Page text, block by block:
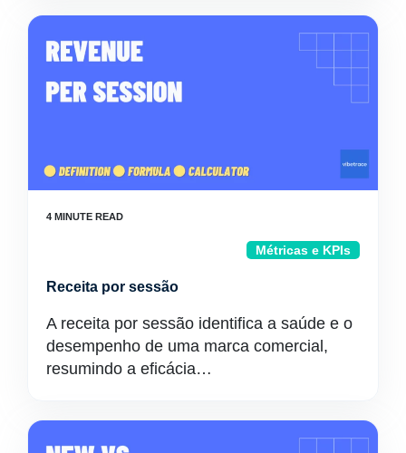
Métricas e KPIs
Receita por sessão
A receita por sessão identifica a saúde e o
desempenho de uma marca comercial,
resumindo a eficácia…